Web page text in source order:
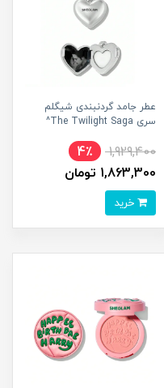
عطر جامد گردنبندی شیگلم
سری The Twilight Saga^
1,929,400
4٪
1,863,300 تومان